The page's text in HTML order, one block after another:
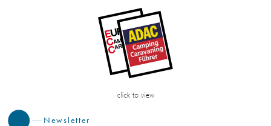
Newsletter